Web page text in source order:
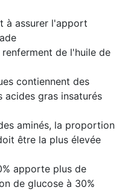
à assurer l'apport
de l'huile de
contiennent des
gras insaturés
aminés, la proportion
être la plus élevée
apporte plus de
de glucose à 30%